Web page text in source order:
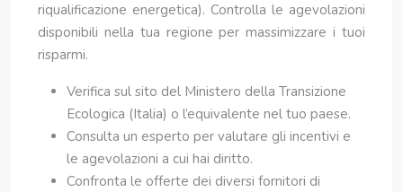
riqualificazione energetica). Controlla le agevolazioni
disponibili nella tua regione per massimizzare i tuoi
risparmi.
Verifica sul sito del Ministero della Transizione
Ecologica (Italia) o l’equivalente nel tuo paese.
Consulta un esperto per valutare gli incentivi e
le agevolazioni a cui hai diritto.
Confronta le offerte dei diversi fornitori di